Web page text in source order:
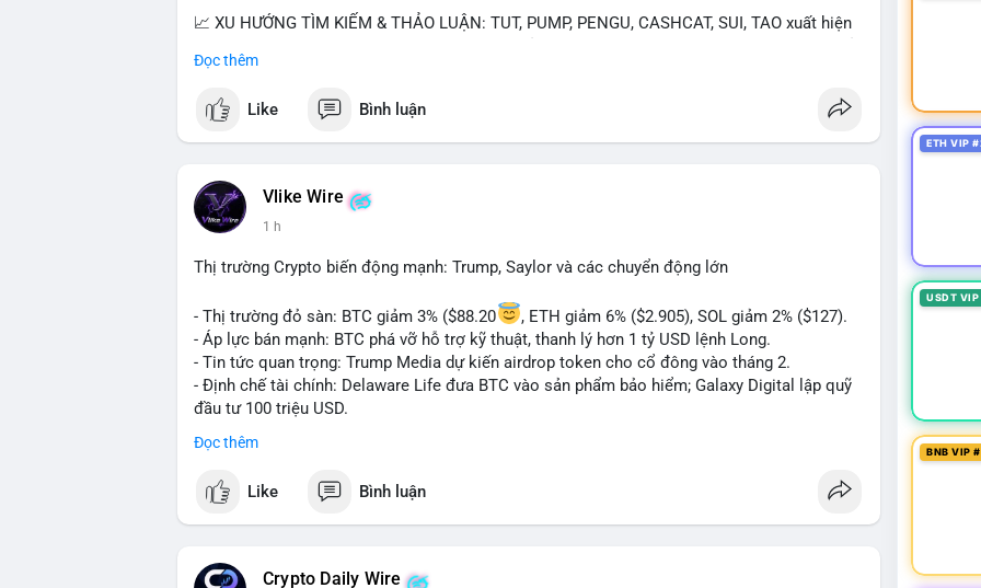
📈 XU HƯỚNG TÌM KIẾM & THẢO LUẬN: TUT, PUMP, PENGU, CASHCAT, SUI, TAO xuất hiện
đề hấp dẫn. Bàn tán về SPCX và SAGA cũng hấp dẫn.
💬 DÒNG CHẢY TIN TỨC & TRUYỀN THÔNG: Bàn tán về "long SAGA", "short SPCX", và "đã
ngồi ăn ở khách sạn 5*" (từ bài đăng Binance Square). Tin tức về BIP-110 Bitcoin và SKR
💡 NHẬN ĐỊNH & KHUYẾN NGHỊ: Tâm lý thị trường phân cực. Sợ hãi do chỉ số thấp nhưng
xu hướng memecoin và tin tức tích cực (BTC ETF, SKR) tạo áp lực lên giá. Rủi ro từ các đề
nhân.
📊 Nguồn: Radar Tâm Lý Thị Trường
Đọc thêm
Like Bình luận
Vlike Wire
1 h
Thị trường Crypto biến động mạnh: Trump, Saylor và các chuyển động lớn
- Thị trường đỏ sàn: BTC giảm 3% ($88.20
, ETH giảm 6% ($2.905), SOL giảm 2% ($127).
- Áp lực bán mạnh: BTC phá vỡ hỗ trợ kỹ thuật, thanh lý hơn 1 tỷ USD lệnh Long.
- Tin tức quan trọng: Trump Media dự kiến airdrop token cho cổ đông vào tháng 2.
- Định chế tài chính: Delaware Life đưa BTC vào sản phẩm bảo hiểm; Galaxy Digital lập quỹ
đầu tư 100 triệu USD.
- Pháp lý: CEO Coinbase thúc đẩy khung pháp lý tại Davos; Bồ Đào Nha chặn Polymarket.
#binancesquare #cryptonews
$btc $eth $sol $xrp
#vlikevn #titanbot
Đọc thêm
Like Bình luận
Crypto Daily Wire
ETH VIP
USDT
BNB VIP